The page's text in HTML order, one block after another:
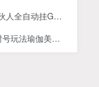
号稳定日收益100+，小白也能做
女掘金，日入2500+